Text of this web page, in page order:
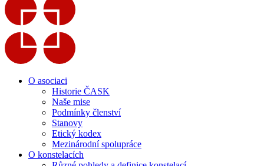
O asociaci
Historie ČASK
Naše mise
Podmínky členství
Stanovy
Etický kodex
Mezinárodní spolupráce
O konstelacích